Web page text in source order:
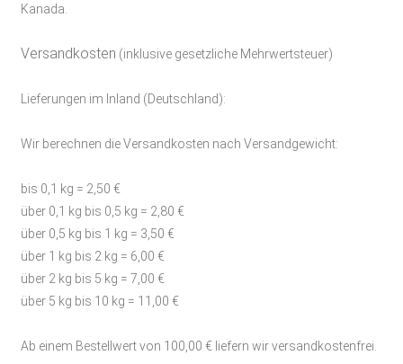
Kanada
Versandkosten (inklusive gesetzliche Mehrwertsteuer)
Lieferungen im Inland (Deutschland):
Wir berechnen die Versandkosten nach Versandgewicht:
bis 0,1 kg = 2,50 €
über 0,1 kg bis 0,5 kg = 2,80 €
über 0,5 kg bis 1 kg = 3,50 €
über 1 kg bis 2 kg = 6,00 €
über 2 kg bis 5 kg = 7,00 €
über 5 kg bis 10 kg = 11,00 €
Ab einem Bestellwert von 100,00 € liefern wir versandkostenfrei.